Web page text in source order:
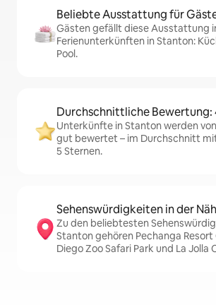
Beliebte Ausstattung für
Gästen gefällt diese Ausstattung
Ferienunterkünften in Stanton:
Pool.
Durchschnittliche Bewertung:
Unterkünfte in Stanton werden
gut bewertet – im Durchschnitt
5 Sternen.
Sehenswürdigkeiten in der
Zu den beliebtesten
Stanton gehören Pechanga Resort
Diego Zoo Safari Park und La Jolla